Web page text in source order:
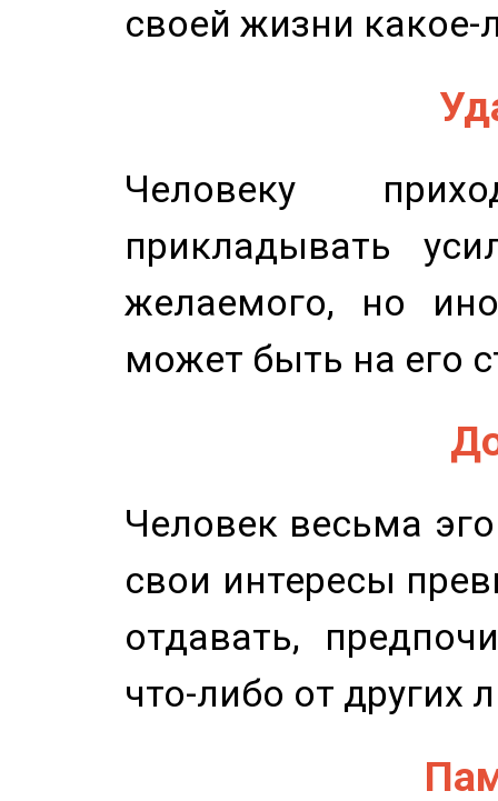
своей жизни какое-
Человеку
прикладывать
желаемого, но
может быть на его
Человек весьма
свои интересы
отдавать,
что-либо от других